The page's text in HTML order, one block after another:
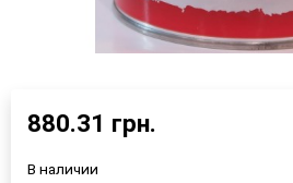
880.31 грн.
В наличии